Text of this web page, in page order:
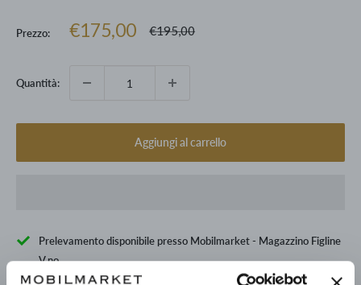
Prezzo:
Prezzo
€175,00 Prezzo
€195,00
Quantità:
Aggiungi al carrello
Prelevamento disponibile presso Mobilmarket - Magazzino Figline
V.no
Pronto in base alla data di consegna stimata dei vari prodotti.